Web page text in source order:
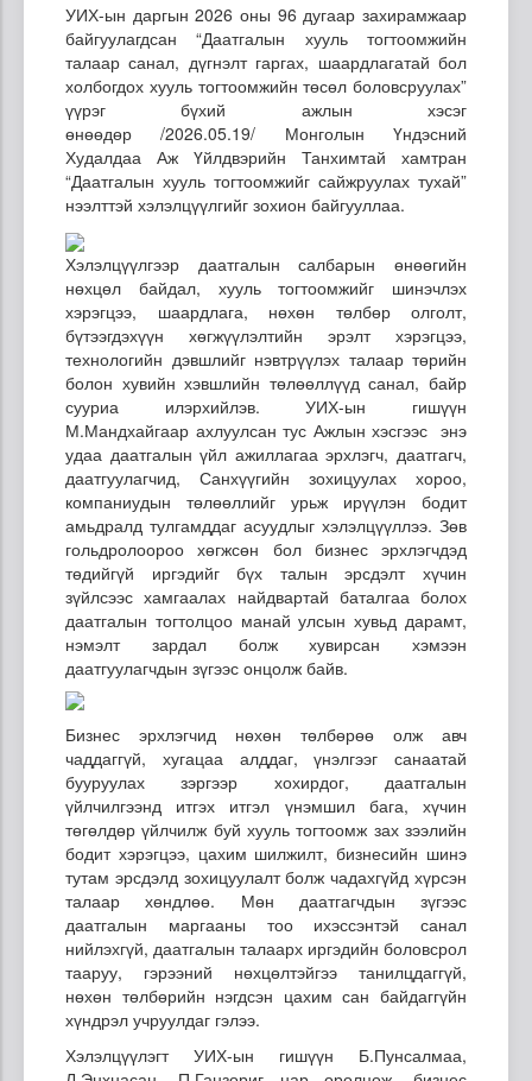
УИХ-ын даргын 2026 оны 96 дугаар захирамжаар
байгуулагдсан “Даатгалын хууль тогтоомжийн
талаар санал, дүгнэлт гаргах, шаардлагатай бол
холбогдох хууль тогтоомжийн төсөл боловсруулах”
үүрэг бүхий ажлын хэсэг
өнөөдөр/2026.05.19/ Монголын Үндэсний
Худалдаа Аж Үйлдвэрийн Танхимтай хамтран
“Даатгалын хууль тогтоомжийг сайжруулах тухай”
нээлттэй хэлэлцүүлгийг зохион байгууллаа.
Хэлэлцүүлгээр даатгалын салбарын өнөөгийн
нөхцөл байдал, хууль тогтоомжийг шинэчлэх
хэрэгцээ, шаардлага, нөхөн төлбөр олголт,
бүтээгдэхүүн хөгжүүлэлтийн эрэлт хэрэгцээ,
технологийн дэвшлийг нэвтрүүлэх талаар төрийн
болон хувийн хэвшлийн төлөөллүүд санал, байр
сууриа илэрхийлэв. УИХ-ын гишүүн
М.Мандхайгаар ахлуулсан тус Ажлын хэсгээс энэ
удаа даатгалын үйл ажиллагаа эрхлэгч, даатгагч,
даатгуулагчид, Санхүүгийн зохицуулах хороо,
компаниудын төлөөллийг урьж ирүүлэн бодит
амьдралд тулгамддаг асуудлыг хэлэлцүүллээ. Зөв
гольдролоороо хөгжсөн бол бизнес эрхлэгчдэд
төдийгүй иргэдийг бүх талын эрсдэлт хүчин
зүйлсээс хамгаалах найдвартай баталгаа болох
даатгалын тогтолцоо манай улсын хувьд дарамт,
нэмэлт зардал болж хувирсан хэмээн
даатгуулагчдын зүгээс онцолж байв.
Бизнес эрхлэгчид нөхөн төлбөрөө олж авч
чаддаггүй, хугацаа алддаг, үнэлгээг санаатай
бууруулах зэргээр хохирдог, даатгалын
үйлчилгээнд итгэх итгэл үнэмшил бага, хүчин
төгөлдөр үйлчилж буй хууль тогтоомж зах зээлийн
бодит хэрэгцээ, цахим шилжилт, бизнесийн шинэ
тутам эрсдэлд зохицуулалт болж чадахгүйд хүрсэн
талаар хөндлөө. Мөн даатгагчдын зүгээс
даатгалын маргааны тоо ихэссэнтэй санал
нийлэхгүй, даатгалын талаарх иргэдийн боловсрол
тааруу, гэрээний нөхцөлтэйгээ танилцдаггүй,
нөхөн төлбөрийн нэгдсэн цахим сан байдаггүйн
хүндрэл учруулдаг гэлээ.
Хэлэлцүүлэгт УИХ-ын гишүүн Б.Пунсалмаа,